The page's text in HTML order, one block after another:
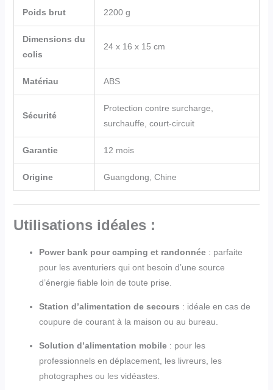
Poids brut 2200 g
Dimensions du
colis
24 x 16 x 15 cm
Matériau ABS
Sécurité
Protection contre surcharge,
surchauffe, court-circuit
Garantie 12 mois
Origine Guangdong, Chine
Utilisations idéales :
Power bank pour camping et randonnée: parfaite
pour les aventuriers qui ont besoin d’une source
d’énergie fiable loin de toute prise.
Station d’alimentation de secours : idéale en cas de
coupure de courant à la maison ou au bureau.
Solution d’alimentation mobile: pour les
professionnels en déplacement, les livreurs, les
photographes ou les vidéastes.